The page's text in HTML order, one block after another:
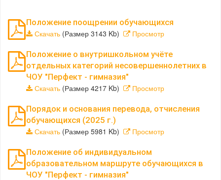
Положение поощрении обучающихся
Скачать (Размер 3143 Kb) Просмотр
Положение о внутришкольном учёте
отдельных категорий несовершеннолетних в
ЧОУ "Перфект - гимназия"
Скачать (Размер 4217 Kb) Просмотр
Порядок и основания перевода, отчисления
обучающихся (2025 г.)
Скачать (Размер 5981 Kb) Просмотр
Положение об индивидуальном
образовательном маршруте обучающихся в
ЧОУ "Перфект - гимназия"